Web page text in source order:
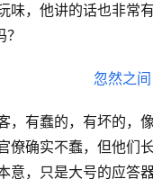
味，他讲的话也非常
，有蠢的，有坏的，
僚确实不蠢，但他们
意，只是大号的应答